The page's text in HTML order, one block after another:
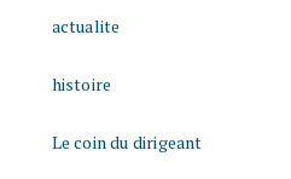
actualite
histoire
Le coin du dirigeant